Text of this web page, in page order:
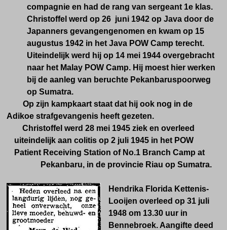
compagnie en had de rang van sergeant 1e klas.
Christoffel werd op 26 juni 1942 op Java door de
Japanners gevangengenomen en kwam op 15
augustus 1942 in het Java POW Camp terecht.
Uiteindelijk werd hij op 14 mei 1944 overgebracht
naar het Malay POW Camp. Hij moest hier werken
bij de aanleg van beruchte Pekanbaruspoorweg
op Sumatra.
Op zijn kampkaart staat dat hij ook nog in de
Adikoe strafgevangenis heeft gezeten.
Christoffel werd 28 mei 1945 ziek en overleed
uiteindelijk aan colitis op 2 juli 1945 in het POW
Patient Receiving Station of No.1 Branch Camp at
Pekanbaru, in de provincie Riau op Sumatra.
Hendrika Florida Kettenis-
Looijen overleed op 31 juli
1948 om 13.30 uur in
Bennebroek. Aangifte deed